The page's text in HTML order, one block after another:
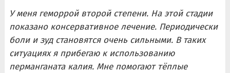
У меня геморрой второй степени. На этой стадии
показано консервативное лечение. Периодически
боли и зуд становятся очень сильными. В таких
ситуациях я прибегаю к использованию
перманганата калия. Мне помогают тёплые